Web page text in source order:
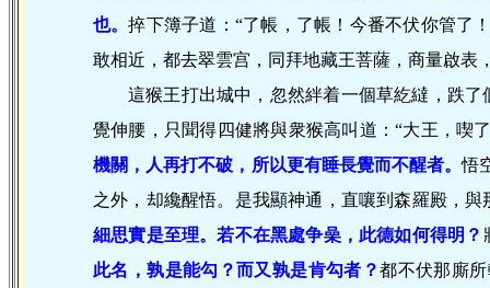
也。捽下簿子道：“了帳，了帳！今番不伏你管了
敢相近，都去翠雲宫，同拜地藏王菩薩，商量啟表
這猴王打出城中，忽然絆着一個草紇繨，跌了
覺伸腰，只聞得四健將與衆猴高叫道：“大王，喫
機關，人再打不破，所以更有睡長覺而不醒者。悟
之外，却纔醒悟。是我顯神通，直嚷到森羅殿，與
細思實是至理。若不在黑處争喿，此德如何得明？
此名，孰是能勾？而又孰是肯勾者？都不伏那廝